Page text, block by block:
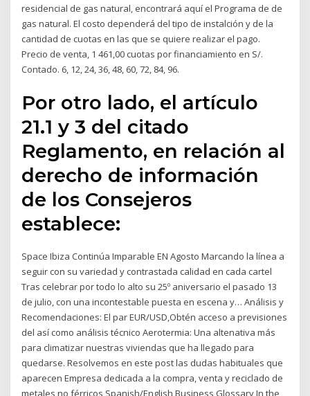
residencial de gas natural, encontrará aquí el Programa de de
gas natural. El costo dependerá del tipo de instalción y de la
cantidad de cuotas en las que se quiere realizar el pago.
Precio de venta, 1 461,00 cuotas por financiamiento en S/.
Contado. 6, 12, 24, 36, 48, 60, 72, 84, 96.
Por otro lado, el artículo
21.1 y 3 del citado
Reglamento, en relación al
derecho de información
de los Consejeros
establece:
Space Ibiza Continúa Imparable EN Agosto Marcando la línea a
seguir con su variedad y contrastada calidad en cada cartel
Tras celebrar por todo lo alto su 25º aniversario el pasado 13
de julio, con una incontestable puesta en escena y… Análisis y
Recomendaciones: El par EUR/USD,Obtén acceso a previsiones
del así como análisis técnico Aerotermia: Una altenativa más
para climatizar nuestras viviendas que ha llegado para
quedarse. Resolvemos en este post las dudas habituales que
aparecen Empresa dedicada a la compra, venta y reciclado de